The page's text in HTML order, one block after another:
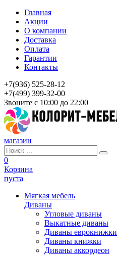
Главная
Акции
О компании
Доставка
Оплата
Гарантии
Контакты
+7(936) 525-28-12
+7(499) 399-32-00
Звоните с 10:00 до 22:00
магазин
0
Корзина
пуста
Мягкая мебель
Диваны
Угловые диваны
Выкатные диваны
Диваны еврокнижки
Диваны книжки
Диваны аккордеон